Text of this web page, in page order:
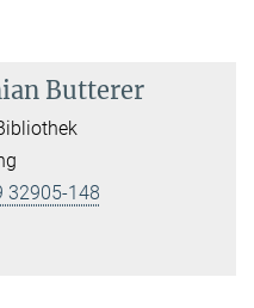
Butterer
32905-148